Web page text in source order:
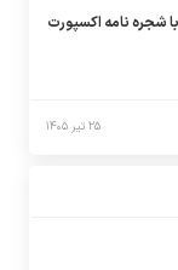
شجره نامه اکسپورت
۲۵ تیر ۱۴۰۵